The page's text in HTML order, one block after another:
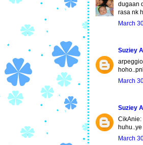
dugaan
rasa nk
March
Suziey
March
Suziey
CikAnie:
March